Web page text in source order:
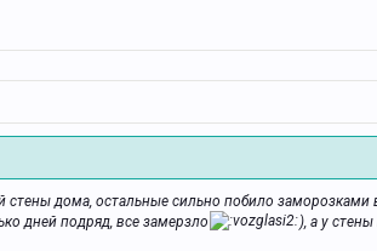
дома, остальные сильно побило заморозками
дней подряд, все замерзло
), а у